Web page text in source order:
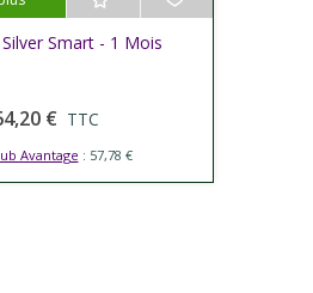
Smart - 1 Mois
€ TTC
Avantage : 57,78 €